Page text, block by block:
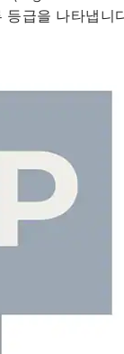
등급을 나타냅니